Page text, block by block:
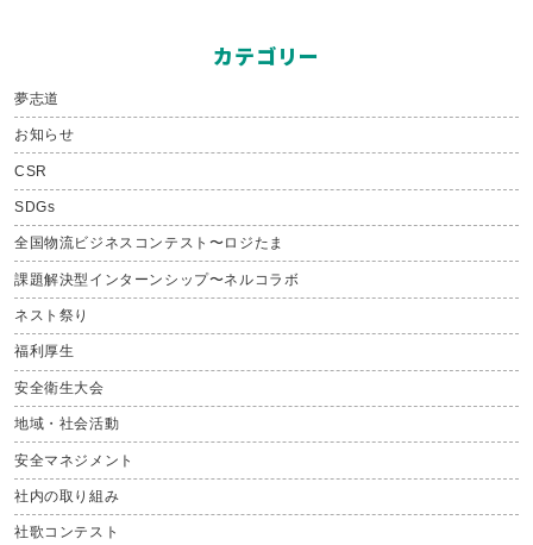
カテゴリー
夢志道
お知らせ
CSR
SDGs
全国物流ビジネスコンテスト〜ロジたま
課題解決型インターンシップ〜ネルコラボ
ネスト祭り
福利厚生
安全衛生大会
地域・社会活動
安全マネジメント
社内の取り組み
社歌コンテスト